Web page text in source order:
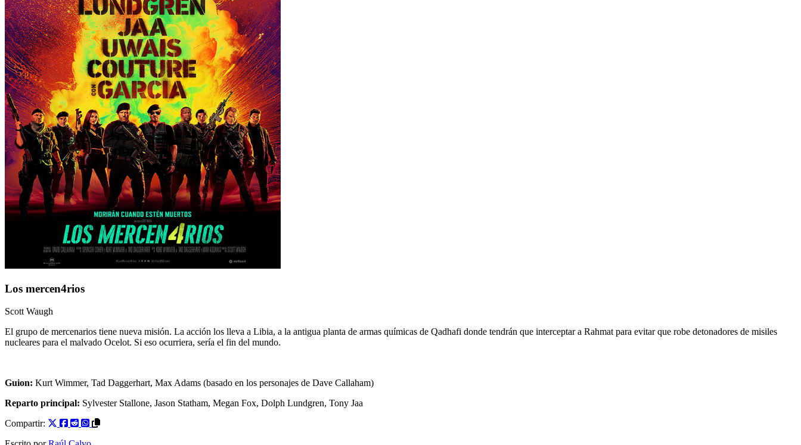
Los mercen4rios
Scott Waugh
El grupo de mercenarios tiene nueva misión. La acción los lleva a Libia, a la antigua planta de armas químicas de Qadhafi donde tendrán que interceptar a Rahmat para evitar que robe detonadores de misiles
nucleares para el malvado Ocelot. Si eso ocurriera, sería el fin del mundo.
Guion: Kurt Wimmer, Tad Daggerhart, Max Adams (basado en los personajes de Dave Callaham)
Reparto principal: Sylvester Stallone, Jason Statham, Megan Fox, Dolph Lundgren, Tony Jaa
Compartir: